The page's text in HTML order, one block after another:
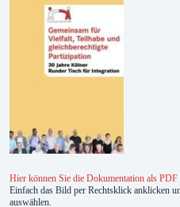
Hier können Sie die Dokumentation als PDF
Einfach das Bild per Rechtsklick anklicken
auswählen.